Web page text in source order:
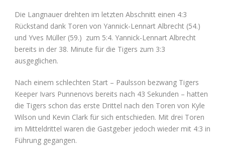
Die Langnauer drehten im letzten Abschnitt einen 4:3
Rückstand dank Toren von Yannick-Lennart Albrecht (54.)
und Yves Müller (59.) zum 5:4. Yannick-Lennart Albrecht
bereits in der 38. Minute für die Tigers zum 3:3
ausgeglichen.
Nach einem schlechten Start – Paulsson bezwang Tigers
Keeper Ivars Punnenovs bereits nach 43 Sekunden – hatten
die Tigers schon das erste Drittel nach den Toren von Kyle
Wilson und Kevin Clark für sich entschieden. Mit drei Toren
im Mitteldrittel waren die Gastgeber jedoch wieder mit 4:3 in
Führung gegangen.